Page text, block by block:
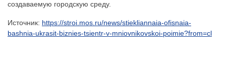
создаваемую городскую среду.
Источник: https://stroi.mos.ru/news/stiekliannaia-ofisnaia-
bashnia-ukrasit-biznies-tsientr-v-mniovnikovskoi-poimie?from=cl